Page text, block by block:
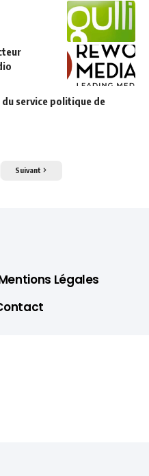
service politique de
Suivant
Légales